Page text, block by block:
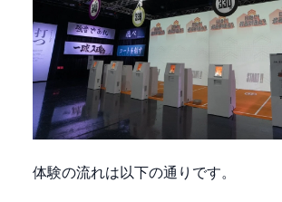
体験の流れは以下の通りです。